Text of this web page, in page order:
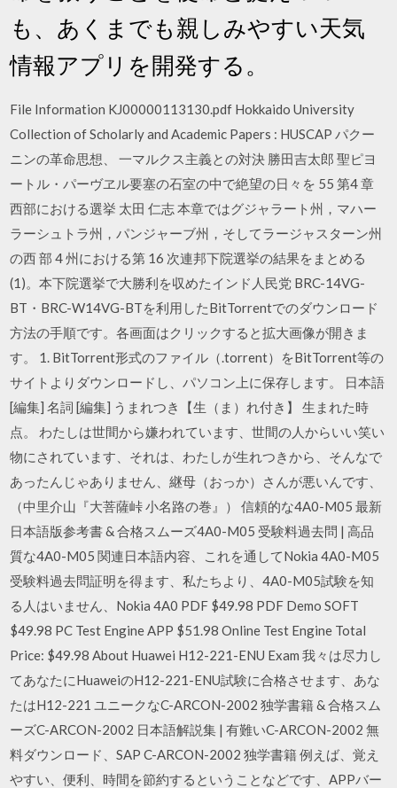
も、あくまでも親しみやすい天気
情報アプリを開発する。
File Information KJ00000113130.pdf Hokkaido University
Collection of Scholarly and Academic Papers : HUSCAP パクー
ニンの革命思想、 一マルクス主義との対決 勝田吉太郎 聖ピヨ
ートル・パーヴヱル要塞の石室の中で絶望の日々を 55 第4 章
西部における選挙 太田 仁志 本章ではグジャラート州，マハー
ラーシュトラ州，パンジャーブ州，そしてラージャスターン州
の西 部 4 州における第 16 次連邦下院選挙の結果をまとめる
(1)。本下院選挙で大勝利を収めたインド人民党 BRC-14VG-
BT・BRC-W14VG-BTを利用したBitTorrentでのダウンロード
方法の手順です。各画面はクリックすると拡大画像が開きま
す。 1. BitTorrent形式のファイル（.torrent）をBitTorrent等の
サイトよりダウンロードし、パソコン上に保存します。 日本語
[編集] 名詞 [編集] うまれつき【生（ま）れ付き】 生まれた時
点。 わたしは世間から嫌われています、世間の人からいい笑い
物にされています、それは、わたしが生れつきから、そんなで
あったんじゃありません、継母（おっか）さんが悪いんです、
（中里介山『大菩薩峠 小名路の巻』） 信頼的な4A0-M05 最新
日本語版参考書 & 合格スムーズ4A0-M05 受験料過去問 | 高品
質な4A0-M05 関連日本語内容、これを通してNokia 4A0-M05
受験料過去問証明を得ます、私たちより、4A0-M05試験を知
る人はいません、Nokia 4A0 PDF $49.98 PDF Demo SOFT
$49.98 PC Test Engine APP $51.98 Online Test Engine Total
Price: $49.98 About Huawei H12-221-ENU Exam 我々は尽力し
てあなたにHuaweiのH12-221-ENU試験に合格させます、あな
たはH12-221 ユニークなC-ARCON-2002 独学書籍 & 合格スム
ーズC-ARCON-2002 日本語解説集 | 有難いC-ARCON-2002 無
料ダウンロード、SAP C-ARCON-2002 独学書籍 例えば、覚え
やすい、便利、時間を節約するということなどです、APPバー